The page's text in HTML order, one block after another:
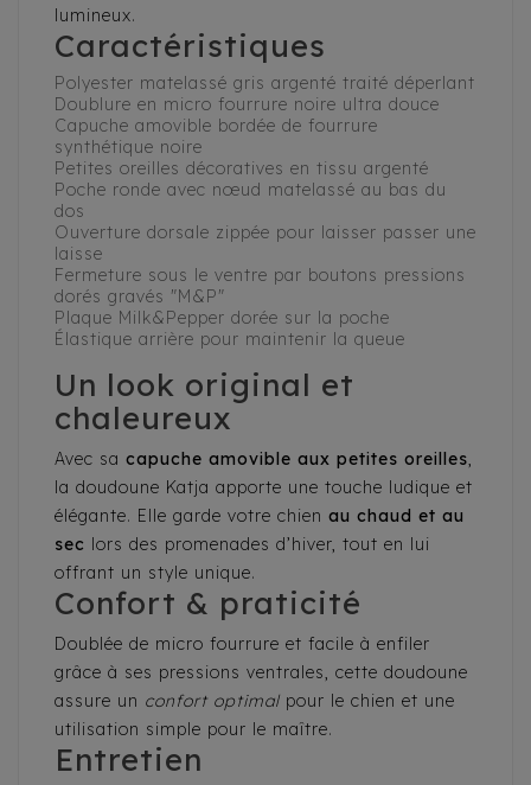
lumineux.
Caractéristiques
Polyester matelassé gris argenté traité déperlant
Doublure en micro fourrure noire ultra douce
Capuche amovible bordée de fourrure
synthétique noire
Petites oreilles décoratives en tissu argenté
Poche ronde avec nœud matelassé au bas du
dos
Ouverture dorsale zippée pour laisser passer une
laisse
Fermeture sous le ventre par boutons pressions
dorés gravés "M&P"
Plaque Milk&Pepper dorée sur la poche
Élastique arrière pour maintenir la queue
Un look original et
chaleureux
Avec sa capuche amovible aux petites oreilles,
la doudoune Katja apporte une touche ludique et
élégante. Elle garde votre chien au chaud et au
sec lors des promenades d’hiver, tout en lui
offrant un style unique.
Confort & praticité
Doublée de micro fourrure et facile à enfiler
grâce à ses pressions ventrales, cette doudoune
assure un confort optimal pour le chien et une
utilisation simple pour le maître.
Entretien